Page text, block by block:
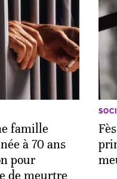
famille
à 70 ans
pour
de meurtre